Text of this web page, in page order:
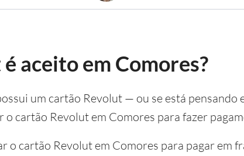
aceito em Comores?
um cartão Revolut — ou se está
cartão Revolut em Comores para fazer
o cartão Revolut em Comores para pagar em